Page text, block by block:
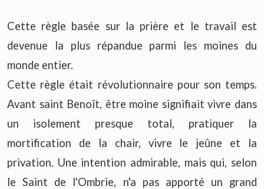
Cette règle basée sur la prière et le travail est
devenue la plus répandue parmi les moines du
monde entier.
Cette règle était révolutionnaire pour son temps.
Avant saint Benoît, être moine signifiait vivre dans
un isolement presque total, pratiquer la
mortification de la chair, vivre le jeûne et la
privation. Une intention admirable, mais qui, selon
le Saint de l'Ombrie, n'a pas apporté un grand